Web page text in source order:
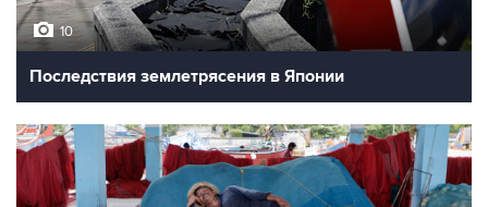
10
Последствия землетрясения в Японии